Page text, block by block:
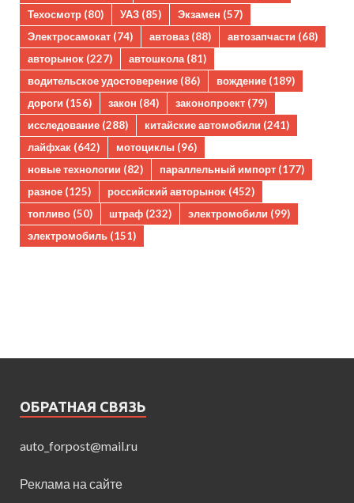
Техосмотр (80) УАЗ (85) Экзамен (57)
Электросамокат (74) автоваз (88) автозапчасти (68)
авторынок (227) автошкола(81)
водительское удостоверение (86) вождение (189)
дороги (156) закон (84) законопроект (79)
исследование (288) китайские автомобили (241)
лайфхак (642) мотоциклы (96)
новые технологии (82) параллельный импорт (177)
разное (125) российский авторынок (452)
топливо (50) штраф (232) электромобили (99)
электромобиль (151)
ОБРАТНАЯ СВЯЗЬ
auto_forpost@mail.ru
Реклама на сайте